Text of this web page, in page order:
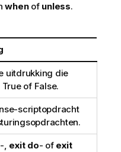
whenof unless.
uitdrukking die
Trueof False.
-scriptopdracht
-, exit do- of exit